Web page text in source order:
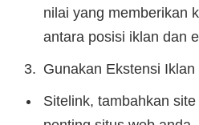
nilai yang memberikan
antara posisi iklan dan
Gunakan Ekstensi
Sitelink, tambahkan